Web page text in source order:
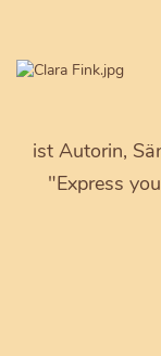
ist Autorin,
"Express